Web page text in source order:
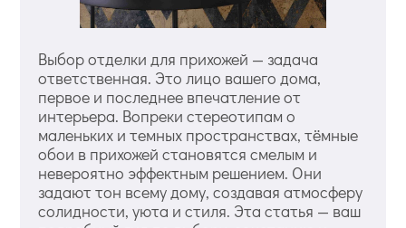
Выбор отделки для прихожей — задача
ответственная. Это лицо вашего дома,
первое и последнее впечатление от
интерьера. Вопреки стереотипам о
маленьких и темных пространствах, тёмные
обои в прихожей становятся смелым и
невероятно эффектным решением. Они
задают тон всему дому, создавая атмосферу
солидности, уюта и стиля. Эта статья — ваш